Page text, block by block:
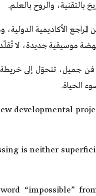
بالتقنية، والروح بالعلم.
الأكاديمية
موسيقية جديدة، لا
جميل، تتحوّل إلى خريطة
الحياة.
developmental
is neither
“impossible”